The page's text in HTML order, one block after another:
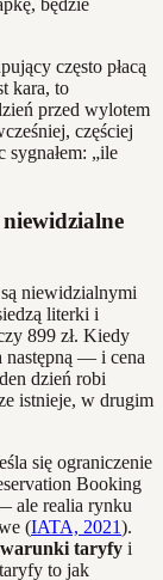
często płacą
kara, to
przed wylotem
częściej
sygnałem: „ile
niewidzialnymi
literki i
899 zł. Kiedy
następną — i cena
dzień robi
istnieje, w drugim
się ograniczenie
Booking
ale realia rynku
(IATA, 2021).
taryfy i
to jak